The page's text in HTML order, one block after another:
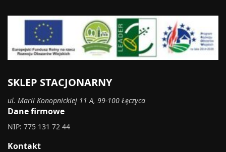
SKLEP STACJONARNY
ul. Marii Konopnickiej 11 A, 99-100 Łęczyca
Dane firmowe
NIP: 775 131 72 44
Kontakt